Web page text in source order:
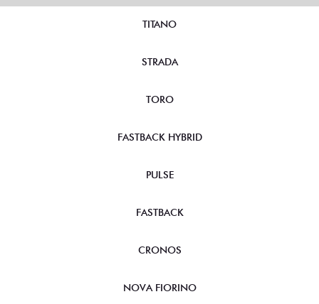
TITANO
STRADA
TORO
FASTBACK HYBRID
PULSE
FASTBACK
CRONOS
NOVA FIORINO